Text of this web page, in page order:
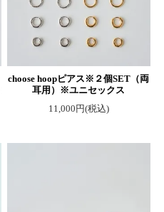
choose hoopピアス※２個SET（両
耳用）※ユニセックス
11,000円(税込)